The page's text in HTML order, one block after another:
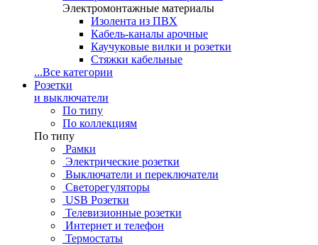
Электромонтажные материалы
Изолента из ПВХ
Кабель-каналы арочные
Каучуковые вилки и розетки
Стяжки кабельные
...Все категории
Розетки
и выключатели
По типу
По коллекциям
По типу
Рамки
Электрические розетки
Выключатели и переключатели
Светорегуляторы
USB Розетки
Телевизионные розетки
Интернет и телефон
Термостаты